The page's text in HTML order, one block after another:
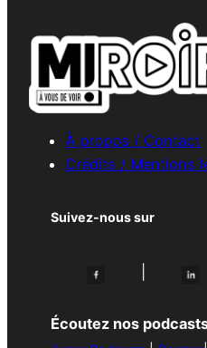
À propos / Contact
Crédits / Mentions
Suivez-nous sur
Écoutez nos